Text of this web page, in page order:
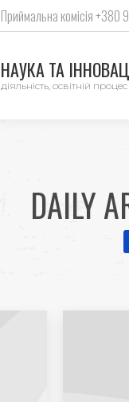
Приймальна комісія +380
НАУКА ТА
діяльність, освітній процес
DAILY